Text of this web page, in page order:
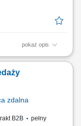
pokaż opis
w wyborze ofert
potrzeb
rozwiązań.
zdalna
B2B
pełny